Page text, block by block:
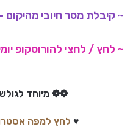
~ קיבלת מסר חיובי
~ לחץ / לחצי להורוסקופ
❁
❁מיוחד
♥ לחץ למפה